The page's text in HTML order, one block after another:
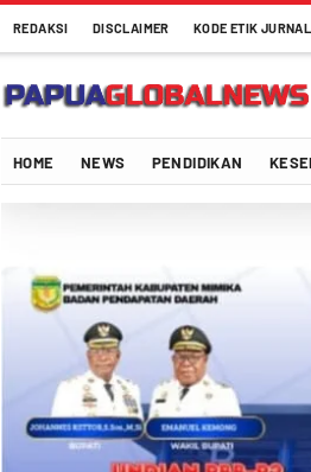
REDAKSI DISCLAIMER KODE ETIK
Papuaglobalnews.com
Menulis Fakta dengan Hati Bening
HOME NEWS PENDIDIKAN